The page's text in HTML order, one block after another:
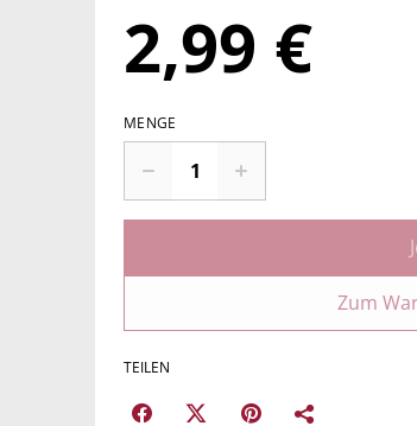
2,99 €
MENGE
Zum
TEILEN